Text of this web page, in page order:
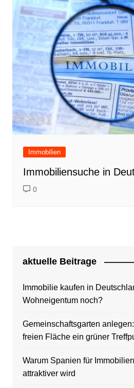
Immobilien
Immobiliensuche in
0
aktuelle Beitrage
Immobilie kaufen in
Wohneigentum noch?
Gemeinschaftsgarten
freien Fläche ein grüner
Warum Spanien für
attraktiver wird